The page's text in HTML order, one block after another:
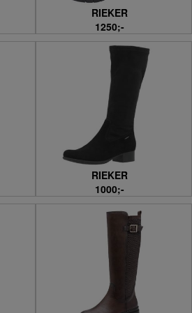
RIEKER
1250;-
RIEKER
1000;-